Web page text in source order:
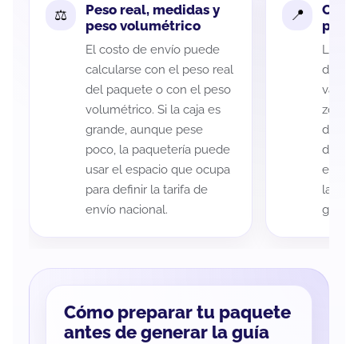
Peso real, medidas y
peso volumétrico
El costo de envío puede
calcularse con el peso real
del paquete o con el peso
volumétrico. Si la caja es
grande, aunque pese
poco, la paquetería puede
usar el espacio que ocupa
para definir la tarifa de
envío nacional.
La
de
variar
zona
de
de
eso
la
guía
Cómo preparar tu paquete
antes de generar la guía